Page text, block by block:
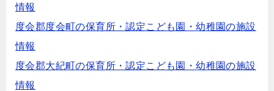
情報
度会郡度会町の保育所・認定こども園・幼稚園の施設
情報
度会郡大紀町の保育所・認定こども園・幼稚園の施設
情報